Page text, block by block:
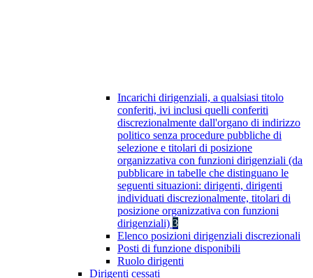
Incarichi dirigenziali, a qualsiasi titolo
conferiti, ivi inclusi quelli conferiti
discrezionalmente dall'organo di indirizzo
politico senza procedure pubbliche di
selezione e titolari di posizione
organizzativa con funzioni dirigenziali (da
pubblicare in tabelle che distinguano le
seguenti situazioni: dirigenti, dirigenti
individuati discrezionalmente, titolari di
posizione organizzativa con funzioni
dirigenziali) 3
Elenco posizioni dirigenziali discrezionali
Posti di funzione disponibili
Ruolo dirigenti
Dirigenti cessati